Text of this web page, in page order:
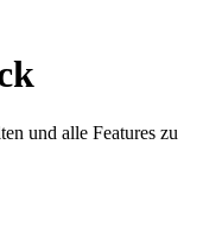
und alle Features zu